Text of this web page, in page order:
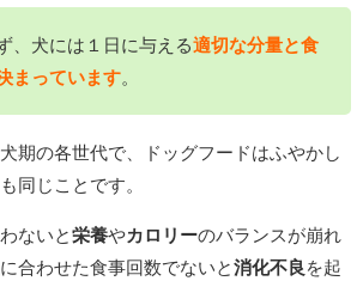
、犬には１日に与える適切な分量と食
まっています。
期の各世代で、ドッグフードはふやかし
同じことです。
ないと 栄養やカロリーのバランスが崩れ
合わせた食事回数でないと 消化不良 を起